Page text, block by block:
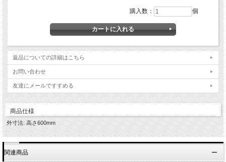
購入数： 個
返品についての詳細はこちら
お問い合わせ
友達にメールですすめる
商品仕様
外寸法: 高さ600mm
関連商品